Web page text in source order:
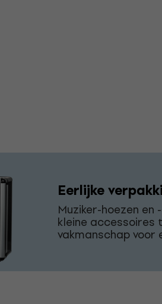
Eerlijke
Muziker-hoezen
kleine accessoires
vakmanschap voor